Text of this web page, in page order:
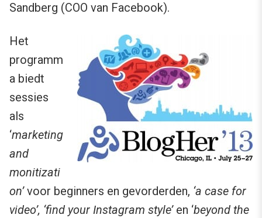
Sandberg (COO van Facebook).
Het
programm
a biedt
sessies
als
‘marketing
and
monitizati
on’voor beginners en gevorderden, ‘a case for
video’, ‘find your Instagram style’en ‘beyond the